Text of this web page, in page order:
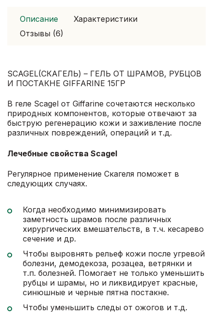
Описание
Характеристики
Отзывы (6)
SCAGEL(СКАГЕЛЬ) – ГЕЛЬ ОТ ШРАМОВ, РУБЦОВ
И ПОСТАКНЕ GIFFARINE 15ГР
В геле Scagel от Giffarine сочетаются несколько
природных компонентов, которые отвечают за
быструю регенерацию кожи и заживление после
различных повреждений, операций и т.д.
Лечебные свойства Scagel
Регулярное применение Скагеля поможет в
следующих случаях.
Когда необходимо минимизировать
заметность шрамов после различных
хирургических вмешательств, в т.ч. кесарево
сечение и др.
Чтобы выровнять рельеф кожи после угревой
болезни, демодекоза, розацеа, ветрянки и
т.п. болезней. Помогает не только уменьшить
рубцы и шрамы, но и ликвидирует красные,
синюшные и черные пятна постакне.
Чтобы уменьшить следы от ожогов и т.д.